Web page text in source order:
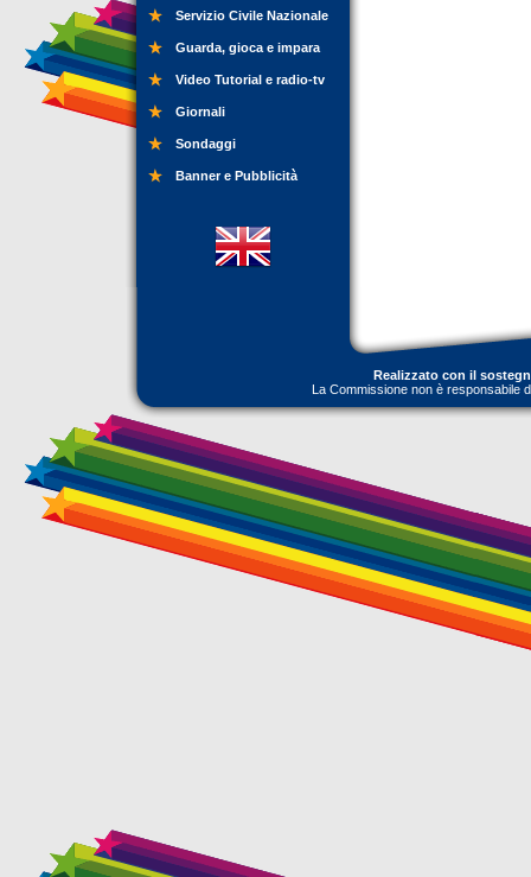
Servizio Civile Nazionale
Guarda, gioca e impara
Video Tutorial e radio-tv
Giornali
Sondaggi
Banner e Pubblicità
Realizzato con il
La Commissione non è responsabile